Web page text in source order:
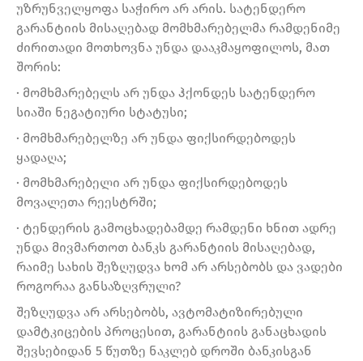
უზრუნველყოფა საჭირო არ არის. სატენდერო
გარანტიის მისაღებად მომხმარებელმა რამდენიმე
ძირითადი მოთხოვნა უნდა დააკმაყოფილოს, მათ
შორის:
· მომხმარებელს არ უნდა ჰქონდეს სატენდერო
სიაში ნეგატიური სტატუსი;
· მომხმარებელზე არ უნდა ფიქსირდებოდეს
ყადაღა;
· მომხმარებელი არ უნდა ფიქსირდებოდეს
მოვალეთა რეესტრში;
· ტენდერის გამოცხადებამდე რამდენი ხნით ადრე
უნდა მივმართოთ ბანკს გარანტიის მისაღებად,
რაიმე სახის შეზღუდვა ხომ არ არსებობს და ვადები
როგორაა განსაზღვრული?
შეზღუდვა არ არსებობს, ავტომატიზირებული
დამტკიცების პროცესით, გარანტიის განაცხადის
შევსებიდან 5 წუთზე ნაკლებ დროში ბანკისგან